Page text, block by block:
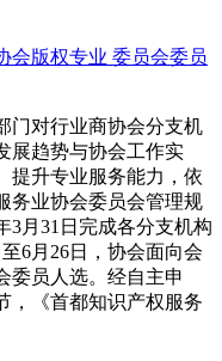
会版权专业 委员会委员
门对行业商协会分支机
展趋势与协会工作实
提升专业服务能力，依
务业协会委员会管理规
3月31日完成各分支机构
6月26日，协会面向会
委员人选。经自主申
，《首都知识产权服务